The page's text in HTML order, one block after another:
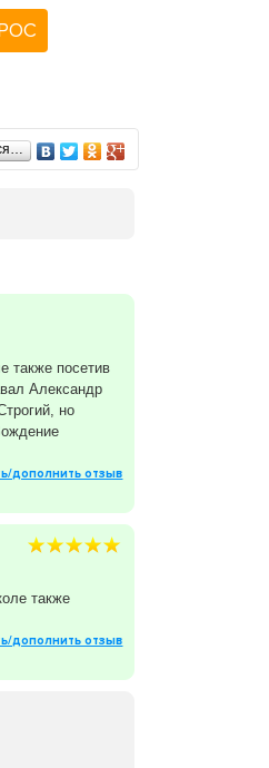
также посетив
Александр
но
дополнить отзыв
также
дополнить отзыв